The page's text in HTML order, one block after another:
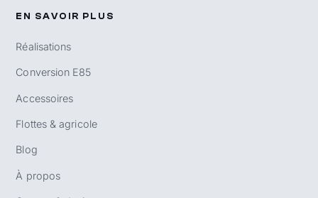
EN SAVOIR PLUS
Réalisations
Conversion E85
Accessoires
Flottes & agricole
Blog
À propos